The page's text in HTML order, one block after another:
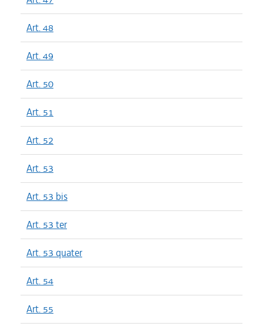
Art. 48
Art. 49
Art. 50
Art. 51
Art. 52
Art. 53
Art. 53 bis
Art. 53 ter
Art. 53 quater
Art. 54
Art. 55